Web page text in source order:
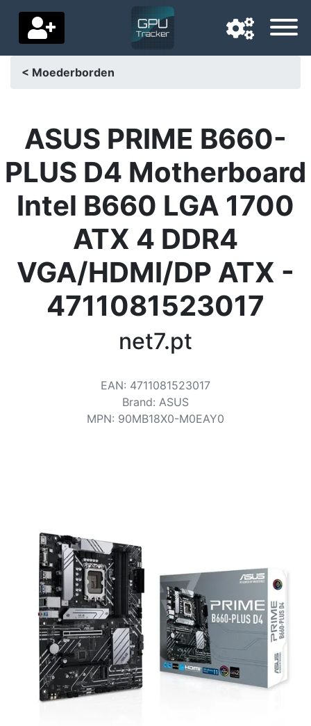
Favoriete bezorgland
Startpagina
Instellingen
Neem contact met ons op
Voorwaarden
< Moederborden
ASUS PRIME B660-
PLUS D4 Motherboard
Intel B660 LGA 1700
ATX 4 DDR4
VGA/HDMI/DP ATX -
4711081523017
net7.pt
EAN: 4711081523017
Brand: ASUS
MPN: 90MB18X0-M0EAY0